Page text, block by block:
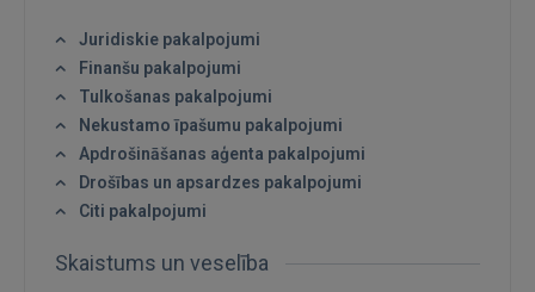
Juridiskie pakalpojumi
Finanšu pakalpojumi
Tulkošanas pakalpojumi
Nekustamo īpašumu pakalpojumi
Apdrošināšanas aģenta pakalpojumi
Drošības un apsardzes pakalpojumi
Citi pakalpojumi
Skaistums un veselība